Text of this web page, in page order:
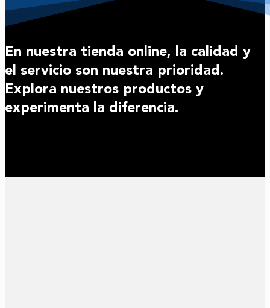
En nuestra tienda online, la calidad y
el servicio son nuestra prioridad.
Explora nuestros productos y
experimenta la diferencia.